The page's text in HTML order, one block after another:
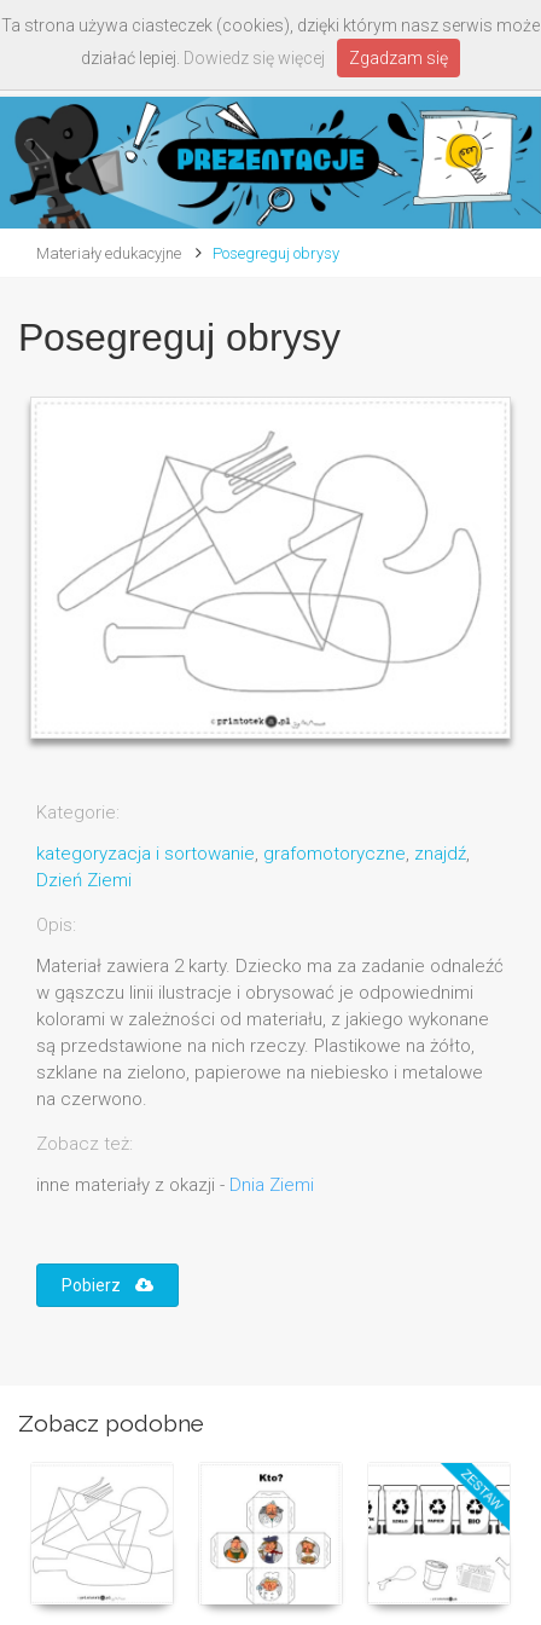
Materiały edukacyjne Posegreguj obrysy
Posegreguj obrysy
Kategorie:
kategoryzacja i sortowanie, grafomotoryczne, znajdź,
Dzień Ziemi
Opis:
Materiał zawiera 2 karty. Dziecko ma za zadanie odnaleźć
w gąszczu linii ilustracje i obrysować je odpowiednimi
kolorami w zależności od materiału, z jakiego wykonane
są przedstawione na nich rzeczy. Plastikowe na żółto,
szklane na zielono, papierowe na niebiesko i metalowe
na czerwono.
Zobacz też:
inne materiały z okazji - Dnia Ziemi
Pobierz
Zobacz podobne
Ta strona używa ciasteczek (cookies), dzięki którym nasz serwis może
działać lepiej. Dowiedz się więcej Zgadzam się